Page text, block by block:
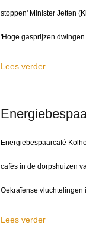
stoppen' Minister Jetten
'Hoge gasprijzen
Lees verder
Energiebespaarcafé
cafés in de dorpshuizen
Oekraïense vluchtelingen
Lees verder